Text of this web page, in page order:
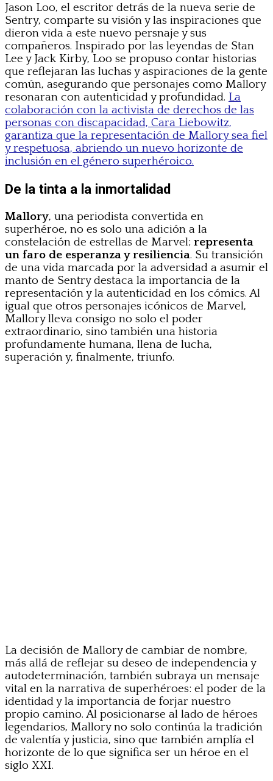
Jason Loo, el escritor detrás de la nueva serie de
Sentry, comparte su visión y las inspiraciones que
dieron vida a este nuevo persnaje y sus
compañeros. Inspirado por las leyendas de Stan
Lee y Jack Kirby, Loo se propuso contar historias
que reflejaran las luchas y aspiraciones de la gente
común, asegurando que personajes como Mallory
resonaran con autenticidad y profundidad. La
colaboración con la activista de derechos de las
personas con discapacidad, Cara Liebowitz,
garantiza que la representación de Mallory sea fiel
y respetuosa, abriendo un nuevo horizonte de
inclusión en el género superhéroico.
De la tinta a la inmortalidad
Mallory, una periodista convertida en
superhéroe, no es solo una adición a la
constelación de estrellas de Marvel; representa
un faro de esperanza y resiliencia. Su transición
de una vida marcada por la adversidad a asumir el
manto de Sentry destaca la importancia de la
representación y la autenticidad en los cómics. Al
igual que otros personajes icónicos de Marvel,
Mallory lleva consigo no solo el poder
extraordinario, sino también una historia
profundamente humana, llena de lucha,
superación y, finalmente, triunfo.
La decisión de Mallory de cambiar de nombre,
más allá de reflejar su deseo de independencia y
autodeterminación, también subraya un mensaje
vital en la narrativa de superhéroes: el poder de la
identidad y la importancia de forjar nuestro
propio camino. Al posicionarse al lado de héroes
legendarios, Mallory no solo continúa la tradición
de valentía y justicia, sino que también amplía el
horizonte de lo que significa ser un héroe en el
siglo XXI.